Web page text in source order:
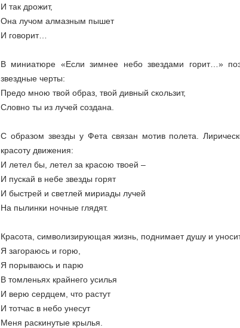
И так дрожит,
Она лучом алмазным пышет
И говорит…
В миниатюре «Если зимнее небо звездами горит…»
звездные черты:
Предо мною твой образ, твой дивный скользит,
Словно ты из лучей создана.
С образом звезды у Фета связан мотив полета.
красоту движения:
И летел бы, летел за красою твоей –
И пускай в небе звезды горят
И быстрей и светлей мириады лучей
На пылинки ночные глядят.
Красота, символизирующая жизнь, поднимает душу и
Я загораюсь и горю,
Я порываюсь и парю
В томленьях крайнего усилья
И верю сердцем, что растут
И тотчас в небо унесут
Меня раскинутые крылья.